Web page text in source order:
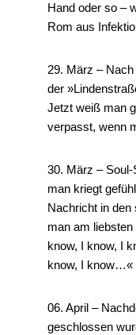
Hand oder so –
Rom aus
29. März –
der
Jetzt weiß man
verpasst, wenn
30. März –
man kriegt
Nachricht in den
man am
know, I know, I
know, I know…«
06. April –
geschlossen